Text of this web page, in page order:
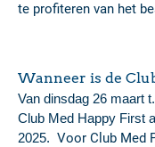
te profiteren van het
Wanneer is de
Van dinsdag 26 maart
Club Med Happy First
2025. Voor Club Med